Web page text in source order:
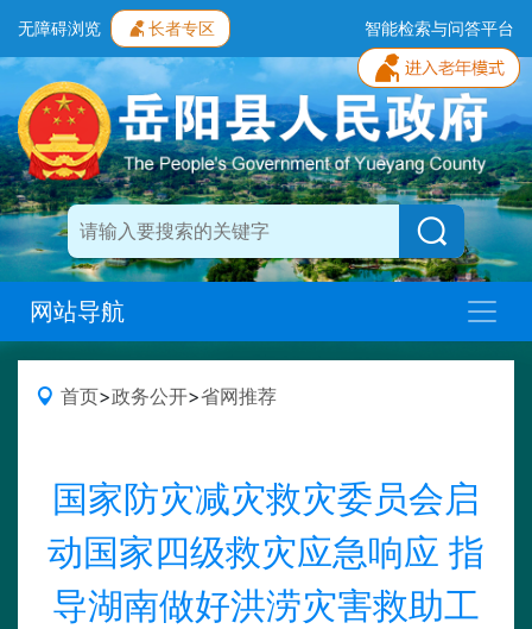
无障碍浏览 长者专区 智能检索与问答平台
网站导航
首页>政务公开>省网推荐
国家防灾减灾救灾委员会启
动国家四级救灾应急响应 指
导湖南做好洪涝灾害救助工